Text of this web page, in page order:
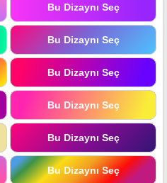
Bu Dizaynı Seç
Bu Dizaynı Seç
Bu Dizaynı Seç
Bu Dizaynı Seç
Bu Dizaynı Seç
Bu Dizaynı Seç